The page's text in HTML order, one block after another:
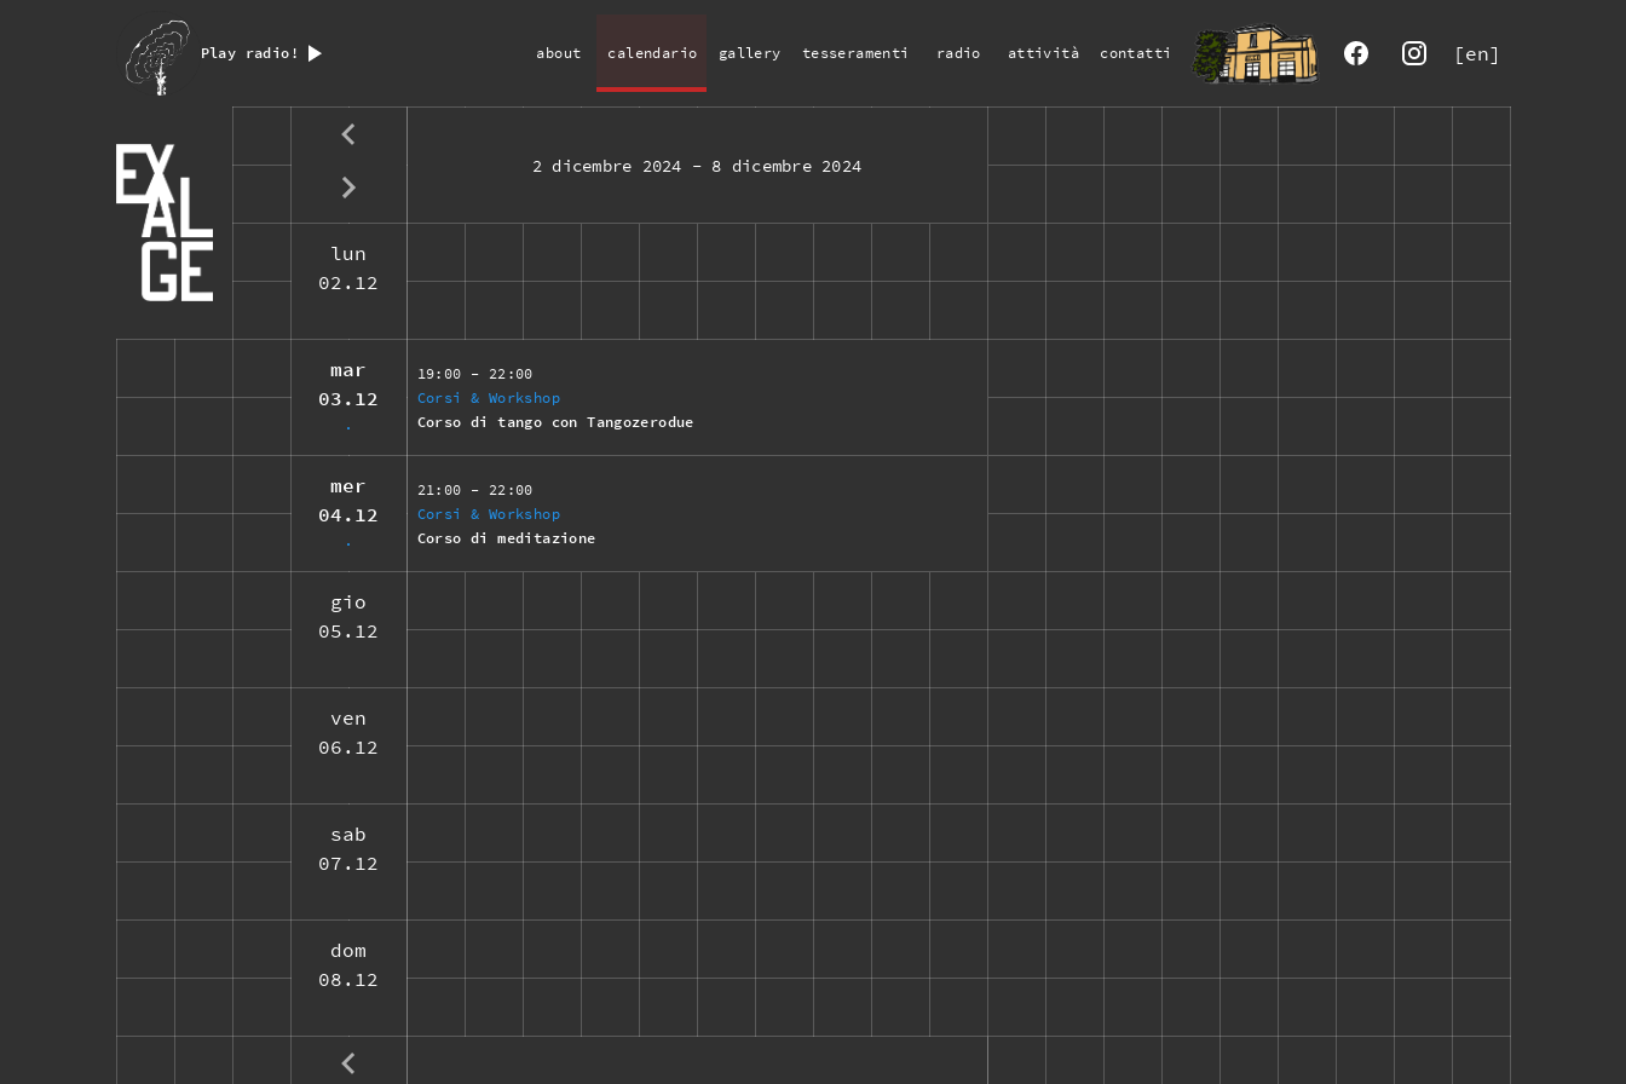
Play radio! about calendario gallery tesseramenti radio attività contatti [en]
2 dicembre 2024 - 8 dicembre 2024
lun
02.12
mar
03.12
19:00 - 22:00
Corsi & Workshop
Corso di tango con Tangozerodue
mer
04.12
21:00 - 22:00
Corsi & Workshop
Corso di meditazione
gio
05.12
ven
06.12
sab
07.12
dom
08.12